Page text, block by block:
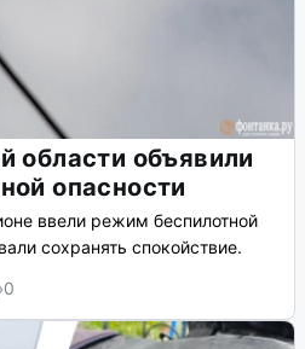
области объявили
опасности
ввели режим беспилотной
сохранять спокойствие.
0